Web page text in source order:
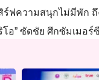
ร์ฟความสนุกไม่มีพัก
โอ” ซัดชัย ศึกซัมเมอร์